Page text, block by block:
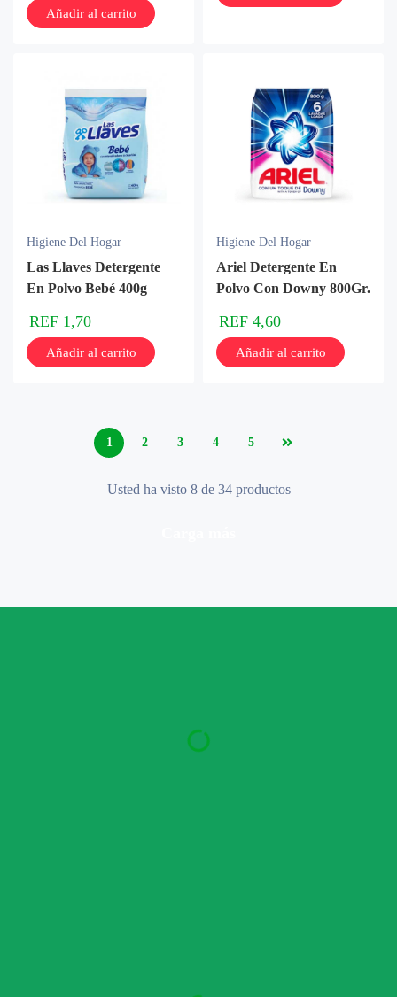
Añadir al carrito
Higiene Del Hogar
Las Llaves Detergente
En Polvo Bebé 400g
REF 1,70
Añadir al carrito
Higiene Del Hogar
Ariel Detergente En
Polvo Con Downy 800Gr.
REF 4,60
Añadir al carrito
1 2 3 4 5
Usted ha visto 8 de 34 productos